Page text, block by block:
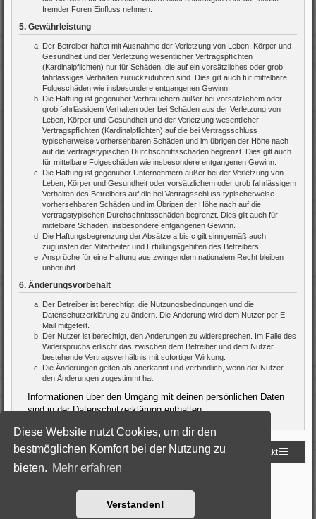
Diese Website nutzt Cookies, um dir den
bestmöglichen Komfort bei der Nutzung zu
bieten. Mehr erfahren
Verstanden!
fremder Foren Einfluss nehmen.
5. Gewährleistung
Der Betreiber haftet mit Ausnahme der Verletzung von Leben, Körper und
Gesundheit und der Verletzung wesentlicher Vertragspflichten
(Kardinalpflichten) nur für Schäden, die auf ein vorsätzliches oder grob
fahrlässiges Verhalten zurückzuführen sind. Dies gilt auch für mittelbare
Folgeschäden wie insbesondere entgangenen Gewinn.
Die Haftung ist gegenüber Verbrauchern außer bei vorsätzlichem oder
grob fahrlässigem Verhalten oder bei Schäden aus der Verletzung von
Leben, Körper und Gesundheit und der Verletzung wesentlicher
Vertragspflichten (Kardinalpflichten) auf die bei Vertragsschluss
typischerweise vorhersehbaren Schäden und im übrigen der Höhe nach
auf die vertragstypischen Durchschnittsschäden begrenzt. Dies gilt auch
für mittelbare Folgeschäden wie insbesondere entgangenen Gewinn.
Die Haftung ist gegenüber Unternehmern außer bei der Verletzung von
Leben, Körper und Gesundheit oder vorsätzlichem oder grob fahrlässigem
Verhalten des Betreibers auf die bei Vertragsschluss typischerweise
vorhersehbaren Schäden und im Übrigen der Höhe nach auf die
vertragstypischen Durchschnittsschäden begrenzt. Dies gilt auch für
mittelbare Schäden, insbesondere entgangenen Gewinn.
Die Haftungsbegrenzung der Absätze a bis c gilt sinngemäß auch
zugunsten der Mitarbeiter und Erfüllungsgehilfen des Betreibers.
Ansprüche für eine Haftung aus zwingendem nationalem Recht bleiben
unberührt.
6. Änderungsvorbehalt
Der Betreiber ist berechtigt, die Nutzungsbedingungen und die
Datenschutzerklärung zu ändern. Die Änderung wird dem Nutzer per E-
Mail mitgeteilt.
Der Nutzer ist berechtigt, den Änderungen zu widersprechen. Im Falle des
Widerspruchs erlischt das zwischen dem Betreiber und dem Nutzer
bestehende Vertragsverhältnis mit sofortiger Wirkung.
Die Änderungen gelten als anerkannt und verbindlich, wenn der Nutzer
den Änderungen zugestimmt hat.
Informationen über den Umgang mit deinen persönlichen Daten
sind in der Datenschutzerklärung enthalten.
Startseite Foren-Übersicht Kontakt
Powered byphpBB® Forum Software © phpBB Limited
Nutzungsbedingungen